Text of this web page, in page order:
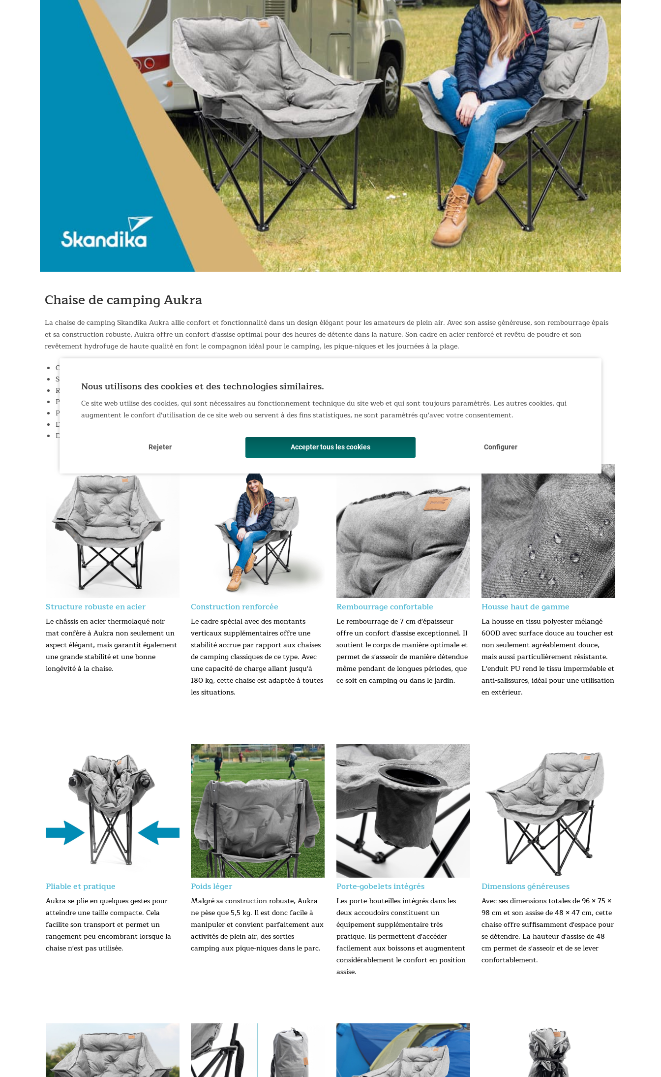
Chaise de camping Aukra
La chaise de camping Skandika Aukra allie confort et fonctionnalité dans un design élégant pour les amateurs de plein air. Avec son assise généreuse, son rembourrage épais
et sa construction robuste, Aukra offre un confort d'assise optimal pour des heures de détente dans la nature. Son cadre en acier renforcé et revêtu de poudre et son
revêtement hydrofuge de haute qualité en font le compagnon idéal pour le camping, les pique-niques et les journées à la plage.
Chaise de camping confortable avec rembourrage de 7 cm d'épaisseur pour un confort d'assise optimal
Structure en acier renforcé, thermolaqué noir mat, charge maximale 180 kg
Revêtement en polyester mélangé haut de gamme avec surface douce au toucher et enduit PU
Pliable et facile à transporter grâce à son sac de transport pratique
Porte-bouteilles intégrés dans les accoudoirs pour plus de confort
Design élégant gris chiné pour un look intemporel dans tous les environnements extérieurs
Dimensions : 96 × 75 × 98 cm / Dimensions pliée : 102 × 26 × 26 cm / Assise : 48 × 47 cm / Poids : 5,5 kg
Structure robuste en acier
Le châssis en acier thermolaqué noir
mat confère à Aukra non seulement un
aspect élégant, mais garantit également
une grande stabilité et une bonne
longévité à la chaise.
Construction renforcée
Le cadre spécial avec des montants
verticaux supplémentaires offre une
stabilité accrue par rapport aux chaises
de camping classiques de ce type. Avec
une capacité de charge allant jusqu'à
180 kg, cette chaise est adaptée à toutes
les situations.
Rembourrage confortable
Le rembourrage de 7 cm d'épaisseur
offre un confort d'assise exceptionnel. Il
soutient le corps de manière optimale et
permet de s'asseoir de manière détendue
même pendant de longues périodes, que
ce soit en camping ou dans le jardin.
Housse haut de gamme
La housse en tissu polyester mélangé
600D avec surface douce au toucher est
non seulement agréablement douce,
mais aussi particulièrement résistante.
L'enduit PU rend le tissu imperméable et
anti-salissures, idéal pour une utilisation
en extérieur.
Pliable et pratique
Aukra se plie en quelques gestes pour
atteindre une taille compacte. Cela
facilite son transport et permet un
rangement peu encombrant lorsque la
chaise n'est pas utilisée.
Poids léger
Malgré sa construction robuste, Aukra
ne pèse que 5,5 kg. Il est donc facile à
manipuler et convient parfaitement aux
activités de plein air, des sorties
camping aux pique-niques dans le parc.
Porte-gobelets intégrés
Les porte-bouteilles intégrés dans les
deux accoudoirs constituent un
équipement supplémentaire très
pratique. Ils permettent d'accéder
facilement aux boissons et augmentent
considérablement le confort en position
assise.
Dimensions généreuses
Avec ses dimensions totales de 96 × 75 ×
98 cm et son assise de 48 × 47 cm, cette
chaise offre suffisamment d'espace pour
se détendre. La hauteur d'assise de 48
cm permet de s'asseoir et de se lever
confortablement.
Nous utilisons des cookies et des technologies similaires.
Ce site web utilise des cookies, qui sont nécessaires au fonctionnement technique du site web et qui sont toujours paramétrés. Les autres cookies, qui
augmentent le confort d'utilisation de ce site web ou servent à des fins statistiques, ne sont paramétrés qu'avec votre consentement.
Rejeter Accepter tous les cookies Configurer